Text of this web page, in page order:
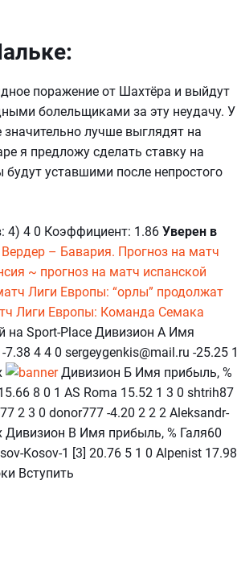
поражение от Шахтёра и выйдут
болельщиками за эту неудачу. У
лучше выглядят на
я предложу сделать ставку на
уставшими после непростого
4) 4 0 Коэффициент: 1.86 Уверен в
Вердер – Бавария. Прогноз на матч
~ прогноз на матч испанской
Лиги Европы: “орлы” продолжат
Лиги Европы: Команда Семака
на Sport-Place Дивизион А Имя
4 4 0 sergeygenkis@mail.ru -25.25 1
Дивизион Б Имя прибыль, %
8 0 1 AS Roma 15.52 1 3 0 shtrih87
2 3 0 donor777 -4.20 2 2 2 Aleksandr-
Дивизион В Имя прибыль, % Галя60
Kosov-1 [3] 20.76 5 1 0 Alpenist 17.98
Вступить